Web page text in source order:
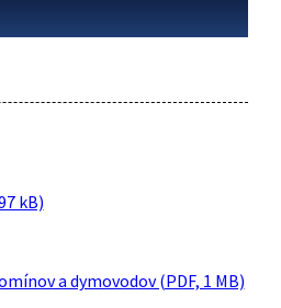
kB)
a dymovodov (PDF, 1 MB)